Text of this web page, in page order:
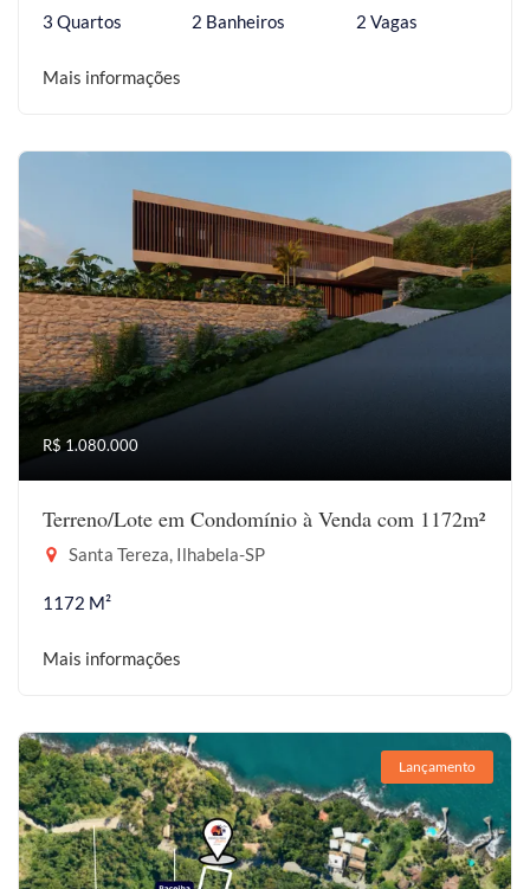
3 Quartos 2 Banheiros 2 Vagas
Mais informações
R$ 1.080.000
Terreno/Lote em Condomínio à Venda com 1172m²
Santa Tereza, Ilhabela-SP
1172 M²
Mais informações
Lançamento